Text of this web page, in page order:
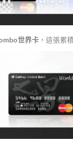
世界卡 ，這張累